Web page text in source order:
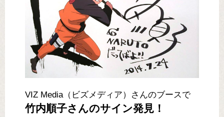
VIZ Media（ビズメディア）さんのブースで
竹内順子さんのサイン発見！